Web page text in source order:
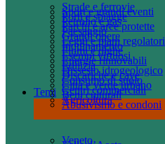
Temi
Abusivismo e condoni
Agricoltura
Beni culturali
Centri commerciali
Città e verde urbano
Consumo di suolo
Discariche e cave
Dissesto idrogeologico
Edilizia
Energie rinnovabili
Esempi virtuosi
Fiumi e dighe
Inquinamento
Leggi e piani regolatori
Grandi opere
Paesaggio
Parchi e aree protette
Petrolio e gas
Porti e spiagge
Sport e grandi eventi
Strade e ferrovie
Veneto